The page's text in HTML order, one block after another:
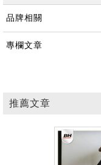
品牌相關
專欄文章
推薦文章